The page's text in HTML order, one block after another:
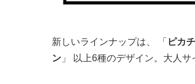
新しいラインナップは、 「 ピカ
ン 」 以上6種のデザイン。大人